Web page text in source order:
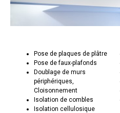
Pose de plaques de plâtre
Pose de faux-plafonds
Doublage de murs
périphériques,
Cloisonnement
Isolation de combles
Isolation cellulosique